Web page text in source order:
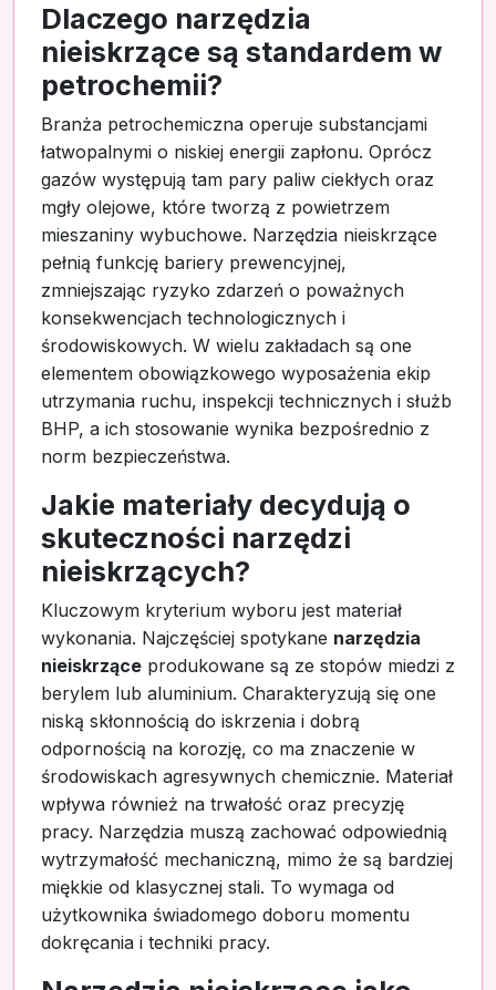
Dlaczego narzędzia
nieiskrzące są standardem w
petrochemii?
Branża petrochemiczna operuje substancjami
łatwopalnymi o niskiej energii zapłonu. Oprócz
gazów występują tam pary paliw ciekłych oraz
mgły olejowe, które tworzą z powietrzem
mieszaniny wybuchowe. Narzędzia nieiskrzące
pełnią funkcję bariery prewencyjnej,
zmniejszając ryzyko zdarzeń o poważnych
konsekwencjach technologicznych i
środowiskowych. W wielu zakładach są one
elementem obowiązkowego wyposażenia ekip
utrzymania ruchu, inspekcji technicznych i służb
BHP, a ich stosowanie wynika bezpośrednio z
norm bezpieczeństwa.
Jakie materiały decydują o
skuteczności narzędzi
nieiskrzących?
Kluczowym kryterium wyboru jest materiał
wykonania. Najczęściej spotykane narzędzia
nieiskrzące produkowane są ze stopów miedzi z
berylem lub aluminium. Charakteryzują się one
niską skłonnością do iskrzenia i dobrą
odpornością na korozję, co ma znaczenie w
środowiskach agresywnych chemicznie. Materiał
wpływa również na trwałość oraz precyzję
pracy. Narzędzia muszą zachować odpowiednią
wytrzymałość mechaniczną, mimo że są bardziej
miękkie od klasycznej stali. To wymaga od
użytkownika świadomego doboru momentu
dokręcania i techniki pracy.